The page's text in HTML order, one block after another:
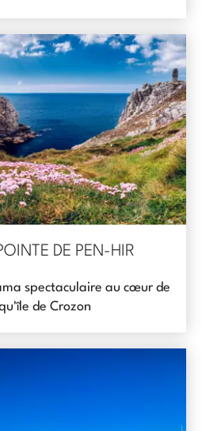
DE PEN-HIR
spectaculaire au cœur de
de Crozon